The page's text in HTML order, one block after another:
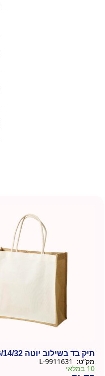
תיק בד בשילוב יוטה 36/14/32 – 5 יח
מק”ט:
10 במלאי